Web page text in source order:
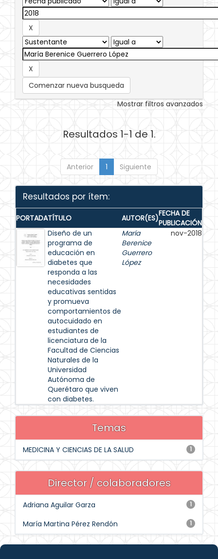
Comenzar nueva busqueda
Mostrar filtros avanzados
Resultados 1-1 de 1.
Anterior 1 Siguiente
Resultados por ítem:
PORTADATÍTULO AUTOR(ES)FECHA DE
PUBLICACIÓN
Diseño de un
programa de
educación en
diabetes que
responda a las
necesidades
educativas sentidas
y promueva
comportamientos de
autocuidado en
estudiantes de
licenciatura de la
Facultad de Ciencias
Naturales de la
Universidad
Autónoma de
Querétaro que viven
con diabetes.
María
Berenice
Guerrero
López
nov-2018
Temas
1
MEDICINA Y CIENCIAS DE LA SALUD
Director / colaboradores
1
Adriana Aguilar Garza
1
María Martina Pérez Rendón